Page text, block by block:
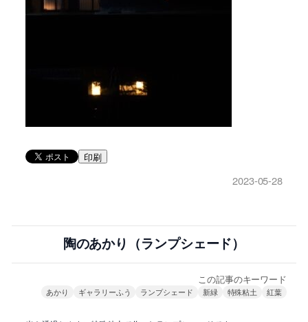
印刷
2023-05-28
陶のあかり（ランプシェード）
この記事のキーワード
あかり ギャラリーふう ランプシェード 新緑 特殊粘土 紅葉